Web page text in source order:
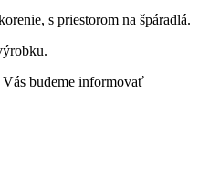
s priestorom na špáradlá.
budeme informovať